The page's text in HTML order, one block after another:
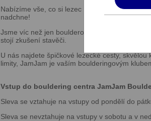
Nabízíme vše, co si lezec může přát –
nadchne!
Jsme víc než jen boulderovka – jsme
stojí zkušení stavěči.
U nás najdete špičkové lezecké cesty,
limity, JamJam je vaším boulderingovým
Vstup do bouldering centra JamJam
Sleva se vztahuje na vstupy od pondělí do
Sleva se nevztahuje na vstupy v sobotu a v